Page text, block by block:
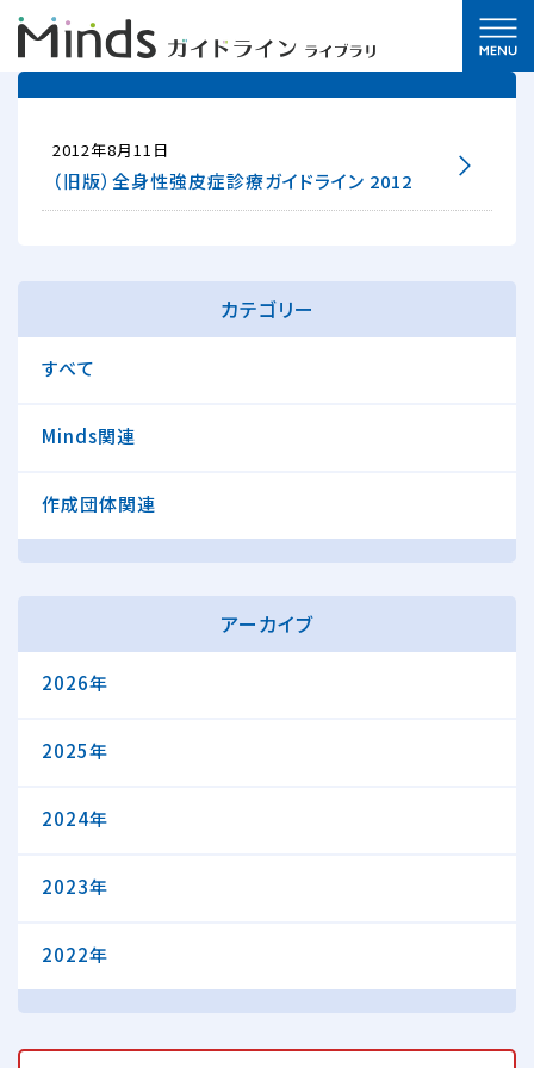
2012年8月11日
（旧版）全身性強皮症診療ガイドライン 2012
カテゴリー
すべて
Minds関連
作成団体関連
アーカイブ
2026年
2025年
2024年
2023年
2022年